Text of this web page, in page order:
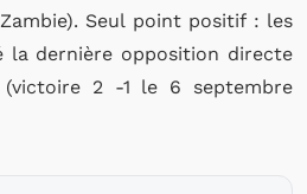
Seul point positif : les
la dernière opposition directe
(victoire 2 -1 le 6 septembre